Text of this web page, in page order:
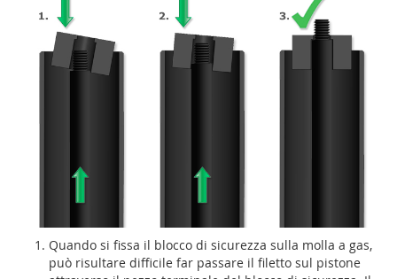
Quando si fissa il blocco di sicurezza sulla molla a gas,
può risultare difficile far passare il filetto sul pistone